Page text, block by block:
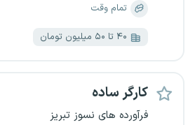
تمام وقت
۴۰ تا ۵۰ میلیون تومان
کارگر ساده
فرآورده های نسوز تبریز